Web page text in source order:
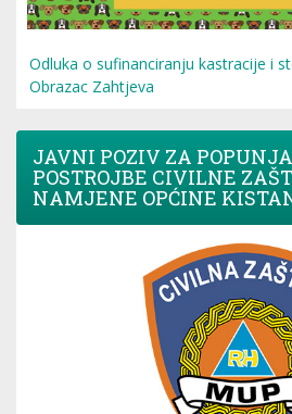
Odluka o sufinanciranju kastracije i
Obrazac Zahtjeva
JAVNI POZIV ZA
POSTROJBE CIVILNE
NAMJENE OPĆINE